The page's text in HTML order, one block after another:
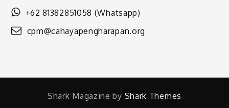
+62 81382851058 (Whatsapp)
cpm@cahayapengharapan.org
Shark Magazine by Shark Themes